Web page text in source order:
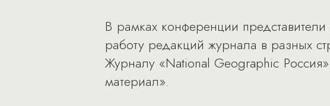
В рамках конференции
работу редакций журнала в разных
Журналу «National Geographic
материал».